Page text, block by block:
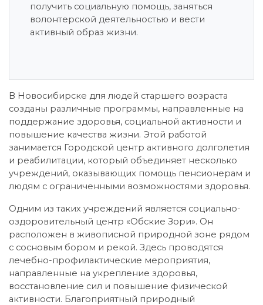
получить социальную помощь, заняться
волонтерской деятельностью и вести
активный образ жизни.
В Новосибирске для людей старшего возраста
созданы различные программы, направленные на
поддержание здоровья, социальной активности и
повышение качества жизни. Этой работой
занимается Городской центр активного долголетия
и реабилитации, который объединяет несколько
учреждений, оказывающих помощь пенсионерам и
людям с ограниченными возможностями здоровья.
Одним из таких учреждений является социально-
оздоровительный центр «Обские Зори». Он
расположен в живописной природной зоне рядом
с сосновым бором и рекой. Здесь проводятся
лечебно-профилактические мероприятия,
направленные на укрепление здоровья,
восстановление сил и повышение физической
активности. Благоприятный природный